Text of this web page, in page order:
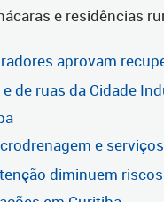
e residências
aprovam
de ruas da Cidade
e
diminuem